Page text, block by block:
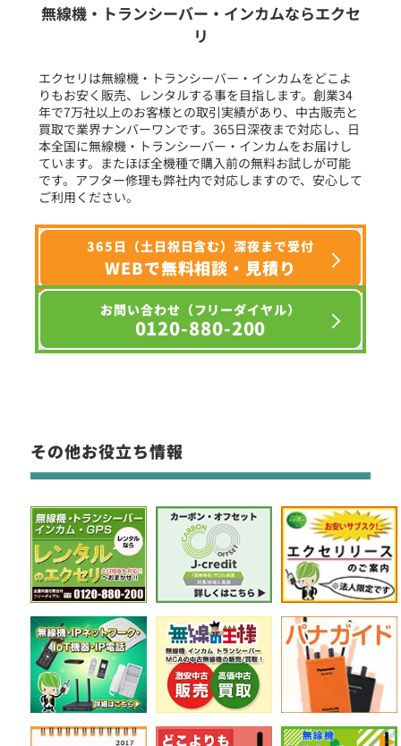
フリーワード入力(製品名等)
選択条件をリセット
無線機・トランシーバー・インカムならエクセ
リ
エクセリは無線機・トランシーバー・インカムをどこよ
りもお安く販売、レンタルする事を目指します。創業34
年で7万社以上のお客様との取引実績があり、中古販売と
買取で業界ナンバーワンです。365日深夜まで対応し、日
本全国に無線機・トランシーバー・インカムをお届けし
ています。またほぼ全機種で購入前の無料お試しが可能
です。アフター修理も弊社内で対応しますので、安心して
ご利用ください。
365日（土日祝日含む）深夜まで受付
WEBで無料相談・見積り
お問い合わせ（フリーダイヤル）
0120-880-200
その他お役立ち情報